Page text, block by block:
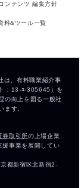
ンテンツ 編集方針
料&ツール一覧